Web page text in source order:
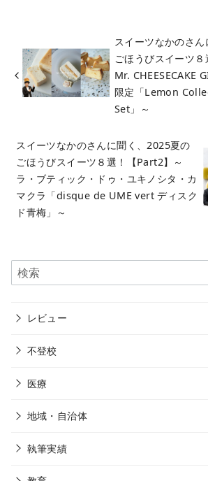
スイーツなかのさ
ごほうびスイーツ
Mr. CHEESECAKE
限定「Lemon
Set」～
スイーツなかのさんに聞く、2025夏の
ごほうびスイーツ８選！【Part2】～
ラ・ブティック・ドゥ・ユキノシタ・カ
マクラ「disque de UME vert ディスク
ド青梅」～
レビュー
不登校
医療
地域・自治体
執筆実績